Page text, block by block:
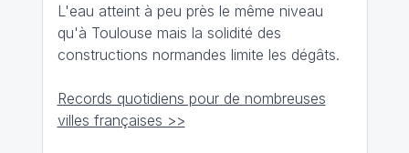
L'eau atteint à peu près le même niveau
qu'à Toulouse mais la solidité des
constructions normandes limite les dégâts.
Records quotidiens pour de nombreuses
villes françaises >>